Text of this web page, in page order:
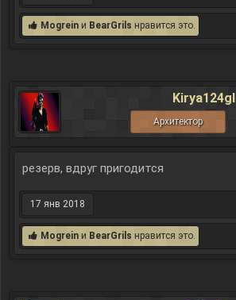
Mogrein и BearGrils нравится это.
Kirya124gl
Архитектор
резерв, вдруг пригодится
17 янв 2018
Mogrein и BearGrils нравится это.